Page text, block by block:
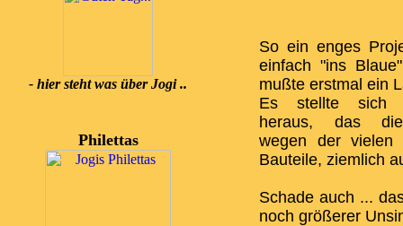
- hier steht was über Jogi ..
Philettas
So ein enges
einfach "ins
mußte erstmal ein
Es stellte sich
heraus, das
wegen der vielen
Bauteile, ziemlich
Schade auch ...
noch größerer